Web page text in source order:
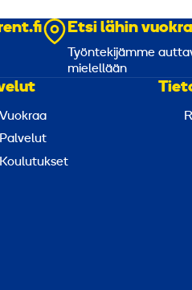
Etsi lähin
Työntekijämme
mielellään
Vuokraa
Palvelut
Koulutukset